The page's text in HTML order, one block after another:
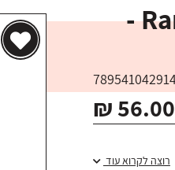
Ranger Dye Ink Pad - Lily Pad -
₪ 56.00
רוצה לקרוא עוד